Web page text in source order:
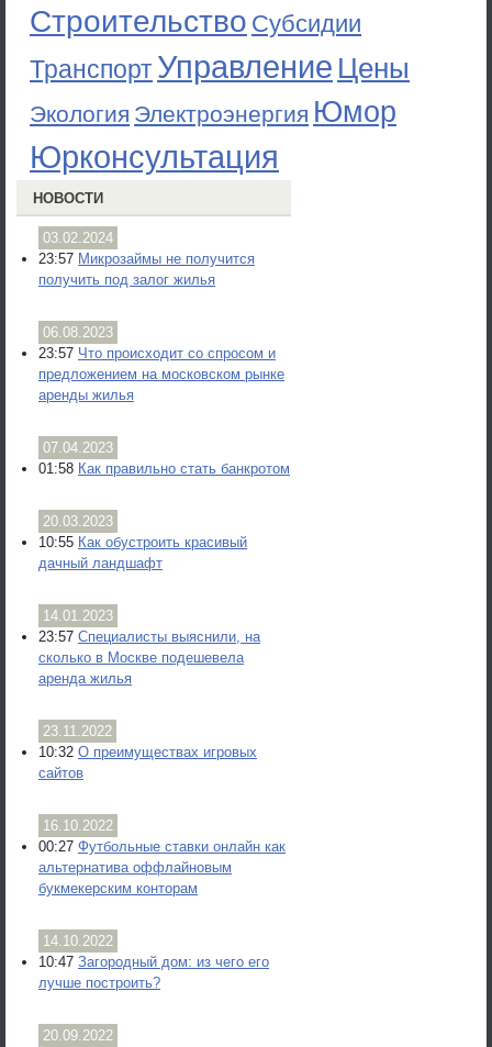
Строительство Субсидии
ТранспортУправление Цены
Экология Электроэнергия Юмор
Юрконсультация
НОВОСТИ
03.02.2024
23:57 Микрозаймы не получится
получить под залог жилья
06.08.2023
23:57 Что происходит со спросом и
предложением на московском рынке
аренды жилья
07.04.2023
01:58 Как правильно стать банкротом
20.03.2023
10:55 Как обустроить красивый
дачный ландшафт
14.01.2023
23:57 Специалисты выяснили, на
сколько в Москве подешевела
аренда жилья
23.11.2022
10:32 О преимуществах игровых
сайтов
16.10.2022
00:27 Футбольные ставки онлайн как
альтернатива оффлайновым
букмекерским конторам
14.10.2022
10:47 Загородный дом: из чего его
лучше построить?
20.09.2022